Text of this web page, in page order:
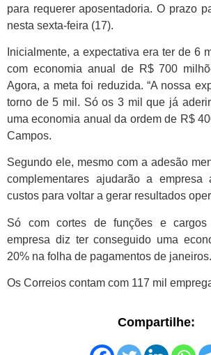
para requerer aposentadoria. O prazo
nesta sexta-feira (17).
Inicialmente, a expectativa era ter de 6
com economia anual de R$ 700
Agora, a meta foi reduzida. “A nossa
torno de 5 mil. Só os 3 mil que já
uma economia anual da ordem de R$
Campos.
Segundo ele, mesmo com a adesão
complementares ajudarão a
custos para voltar a gerar resultados
Só com cortes de funções e cargos
empresa diz ter conseguido uma
20% na folha de pagamentos de janeiros.
Os Correios contam com 117 mil
Compartilhe: